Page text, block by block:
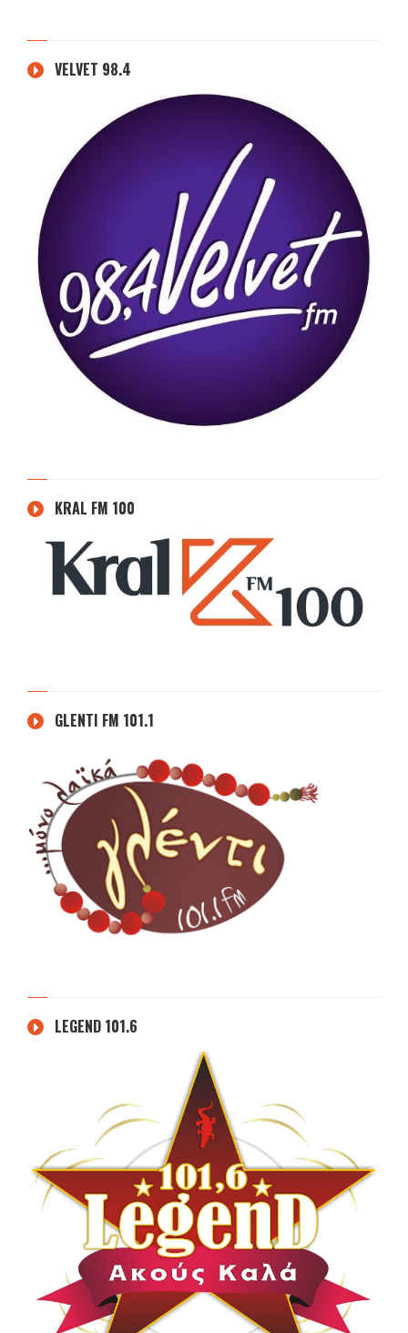
VELVET 98.4
KRAL FM 100
GLENTI FM 101.1
LEGEND 101.6